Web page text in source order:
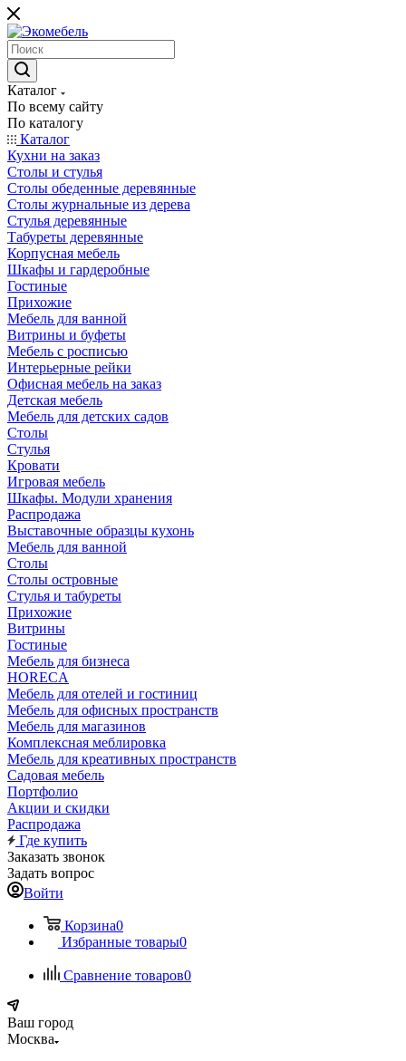
Каталог
По всему сайту
По каталогу
Каталог
Кухни на заказ
Столы и стулья
Столы обеденные деревянные
Столы журнальные из дерева
Стулья деревянные
Табуреты деревянные
Корпусная мебель
Шкафы и гардеробные
Гостиные
Прихожие
Мебель для ванной
Витрины и буфеты
Мебель с росписью
Интерьерные рейки
Офисная мебель на заказ
Детская мебель
Мебель для детских садов
Столы
Стулья
Кровати
Игровая мебель
Шкафы. Модули хранения
Распродажа
Выставочные образцы кухонь
Мебель для ванной
Столы
Столы островные
Стулья и табуреты
Прихожие
Витрины
Гостиные
Мебель для бизнеса
HORECA
Мебель для отелей и гостиниц
Мебель для офисных пространств
Мебель для магазинов
Комплексная меблировка
Мебель для креативных пространств
Садовая мебель
Портфолио
Акции и скидки
Распродажа
Где купить
Заказать звонок
Задать вопрос
Войти
Корзина0
Избранные товары0
Сравнение товаров0
Ваш город
Москва